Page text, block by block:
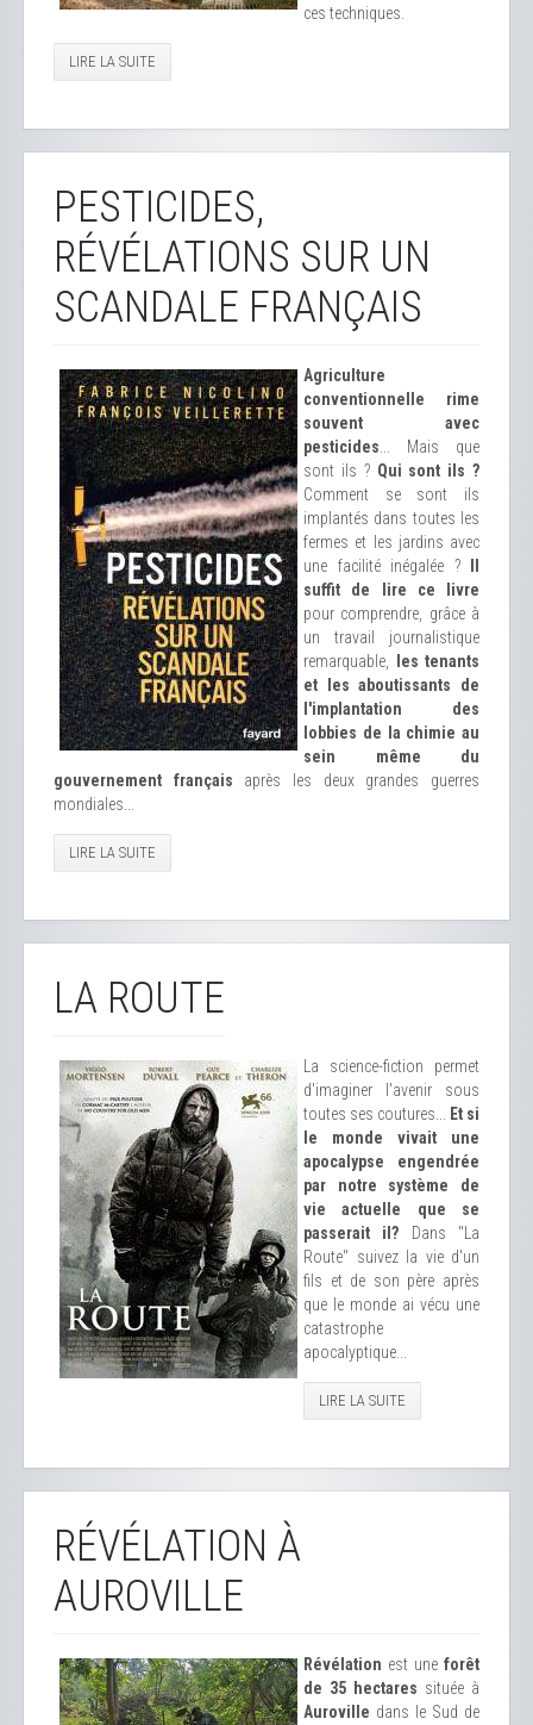
ces techniques.
LIRE LA SUITE
PESTICIDES,
RÉVÉLATIONS SUR UN
SCANDALE FRANÇAIS
Agriculture
conventionnelle rime
souvent avec
pesticides ... Mais que
sont ils ? Qui sont ils ?
Comment se sont ils
implantés dans toutes les
fermes et les jardins avec
une facilité inégalée ?
suffit de lire ce livre
pour comprendre, grâce à
un travail journalistique
remarquable,
les tenants
et les aboutissants de
l'implantation des
lobbies de la chimie au
sein même du
gouvernement français après les deux grandes guerres
mondiales...
LIRE LA SUITE
LA ROUTE
La science-fiction permet
d'imaginer l'avenir sous
toutes ses coutures...
Et si
le monde vivait une
apocalypse engendrée
par notre système de
vie actuelle que se
passerait il? Dans "La
Route" suivez la vie d'un
fils et de son père après
que le monde ai vécu une
catastrophe
apocalyptique...
LIRE LA SUITE
RÉVÉLATION À
AUROVILLE
Révélation est une forêt
de 35 hectares située à
Auroville dans le Sud de